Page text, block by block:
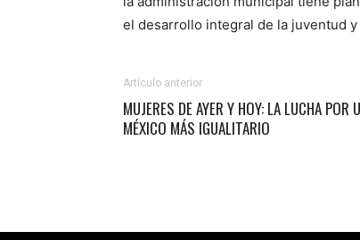
el desarrollo integral de la juventud
Artículo anterior
MUJERES DE AYER Y HOY: LA LUCHA POR
MÉXICO MÁS IGUALITARIO